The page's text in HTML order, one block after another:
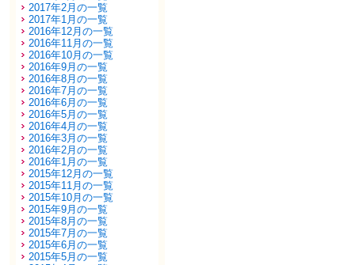
2017年2月の一覧
2017年1月の一覧
2016年12月の一覧
2016年11月の一覧
2016年10月の一覧
2016年9月の一覧
2016年8月の一覧
2016年7月の一覧
2016年6月の一覧
2016年5月の一覧
2016年4月の一覧
2016年3月の一覧
2016年2月の一覧
2016年1月の一覧
2015年12月の一覧
2015年11月の一覧
2015年10月の一覧
2015年9月の一覧
2015年8月の一覧
2015年7月の一覧
2015年6月の一覧
2015年5月の一覧